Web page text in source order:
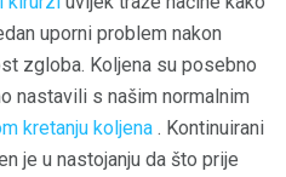
uporni problem nakon
zgloba. Koljena su posebno
nastavili s našim normalnim
kretanju koljena . Kontinuirani
je u nastojanju da što prije